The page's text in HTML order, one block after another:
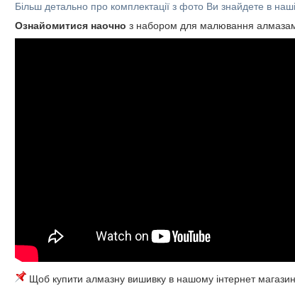
Більш детально про комплектації з фото Ви знайдете в
Ознайомитися наочно з набором для малювання
Щоб купити алмазну вишивку в нашому інтернет